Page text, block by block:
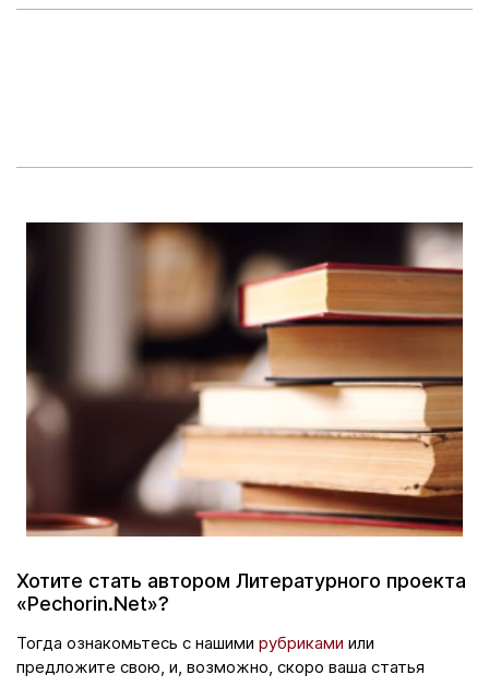
Хотите стать автором Литературного проекта
«Pechorin.Net»?
Тогда ознакомьтесь с нашими рубриками или
предложите свою, и, возможно, скоро ваша статья